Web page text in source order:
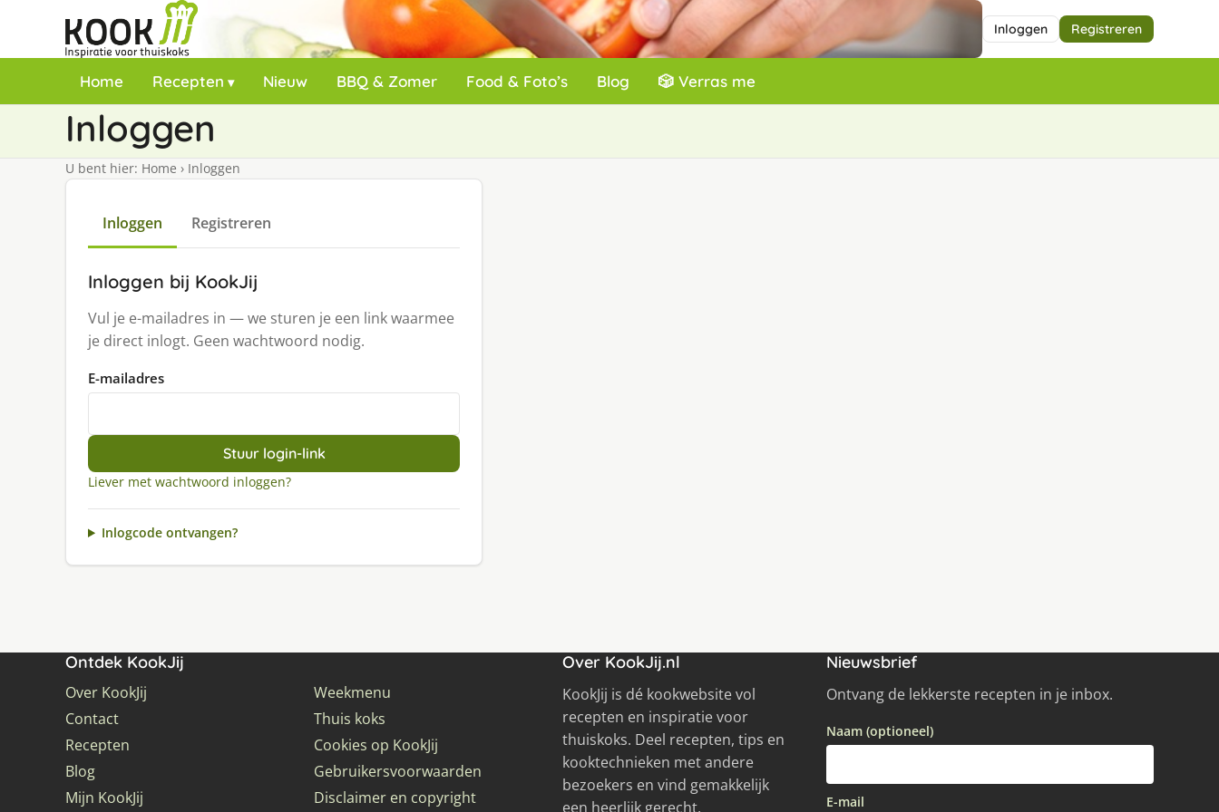
Inloggen Registreren
Home Recepten Nieuw BBQ & Zomer Food & Foto’s Blog 🎲 Verras me
Inloggen
U bent hier: Home › Inloggen
Inloggen Registreren
Inloggen bij KookJij
Vul je e-mailadres in — we sturen je een link waarmee
je direct inlogt. Geen wachtwoord nodig.
E-mailadres
Stuur login-link
Liever met wachtwoord inloggen?
Inlogcode ontvangen?
Ontdek KookJij
Over KookJij
Contact
Recepten
Blog
Mijn KookJij
Weekmenu
Thuis koks
Cookies op KookJij
Gebruikersvoorwaarden
Disclaimer en copyright
Over KookJij.nl
KookJij is dé kookwebsite vol
recepten en inspiratie voor
thuiskoks. Deel recepten, tips en
kooktechnieken met andere
bezoekers en vind gemakkelijk
een heerlijk gerecht.
Nieuwsbrief
Ontvang de lekkerste recepten in je inbox.
Naam (optioneel)
E-mail